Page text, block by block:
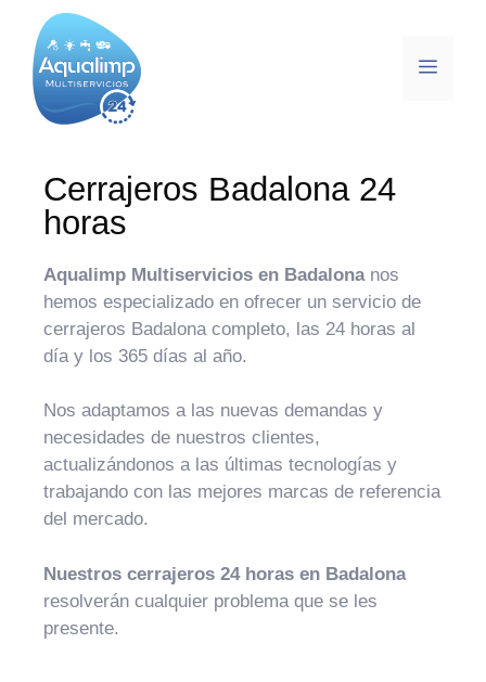
Cerrajeros Badalona 24
horas
Aqualimp Multiservicios en Badalona nos
hemos especializado en ofrecer un servicio de
cerrajeros Badalona completo, las 24 horas al
día y los 365 días al año.
Nos adaptamos a las nuevas demandas y
necesidades de nuestros clientes,
actualizándonos a las últimas tecnologías y
trabajando con las mejores marcas de referencia
del mercado.
Nuestros cerrajeros 24 horas en Badalona
resolverán cualquier problema que se les
presente.